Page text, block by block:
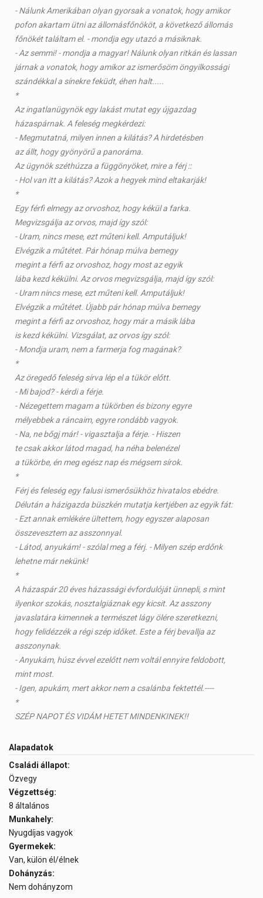
- Nálunk Amerikában olyan gyorsak a vonatok, hogy amikor
pofon akartam ütni az állomásfőnököt, a következő állomás
főnökét találtam el. - mondja egy utazó a másiknak.
- Az semmi! - mondja a magyar! Nálunk olyan ritkán és lassan
járnak a vonatok, hogy amikor az ismerősöm öngyilkossági
szándékkal a sínekre feküdt, éhen halt.....
*
Az ingatlanügynök egy lakást mutat egy újgazdag
házaspárnak. A feleség megkérdezi:
- Megmutatná, milyen innen a kilátás? A hirdetésben
az állt, hogy gyönyörű a panoráma.
Az ügynök széthúzza a függönyöket, mire a férj ::
- Hol van itt a kilátás? Azok a hegyek mind eltakarják!
*
Egy férfi elmegy az orvoshoz, hogy kékül a farka.
Megvizsgálja az orvos, majd így szól:
- Uram, nincs mese, ezt műteni kell. Amputáljuk!
Elvégzik a műtétet. Pár hónap múlva bemegy
megint a férfi az orvoshoz, hogy most az egyik
lába kezd kékülni. Az orvos megvizsgálja, majd így szól:
- Uram nincs mese, ezt műteni kell. Amputáljuk!
Elvégzik a műtétet. Újabb pár hónap múlva bemegy
megint a férfi az orvoshoz, hogy már a másik lába
is kezd kékülni. Vizsgálat, az orvos így szól:
- Mondja uram, nem a farmerja fog magának?
*
Az öregedő feleség sírva lép el a tükör előtt.
- Mi bajod? - kérdi a férje.
- Nézegettem magam a tükörben és bizony egyre
mélyebbek a ráncaim, egyre rondább vagyok.
- Na, ne bőgj már! - vigasztalja a férje. - Hiszen
te csak akkor látod magad, ha néha belenézel
a tükörbe, én meg egész nap és mégsem sírok.
*
Férj és feleség egy falusi ismerősükhöz hivatalos ebédre.
Délután a házigazda büszkén mutatja kertjében az egyik fát:
- Ezt annak emlékére ültettem, hogy egyszer alaposan
összevesztem az asszonnyal.
- Látod, anyukám! - szólal meg a férj. - Milyen szép erdőnk
lehetne már nekünk!
*
A házaspár 20 éves házassági évfordulóját ünnepli, s mint
ilyenkor szokás, nosztalgiáznak egy kicsit. Az asszony
javaslatára kimennek a természet lágy ölére szeretkezni,
hogy felidézzék a régi szép időket. Este a férj bevallja az
asszonynak.
- Anyukám, húsz évvel ezelőtt nem voltál ennyire feldobott,
mint most.
- Igen, apukám, mert akkor nem a csalánba fektettél.----
*
SZÉP NAPOT ÉS VIDÁM HETET MINDENKINEK!!
Alapadatok
Családi állapot:
Özvegy
Végzettség:
8 általános
Munkahely:
Nyugdíjas vagyok
Gyermekek:
Van, külön él/élnek
Dohányzás:
Nem dohányzom